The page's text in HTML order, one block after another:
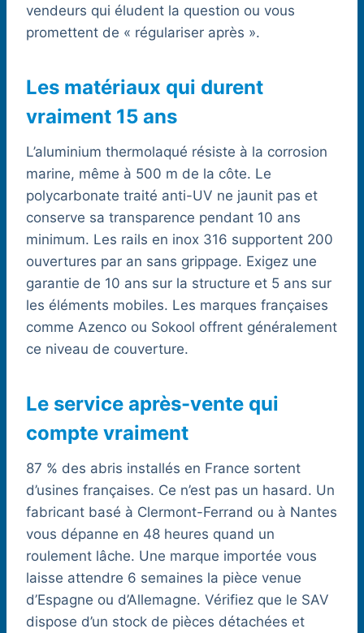
vendeurs qui éludent la question ou vous
promettent de « régulariser après ».
Les matériaux qui durent
vraiment 15 ans
L’aluminium thermolaqué résiste à la corrosion
marine, même à 500 m de la côte. Le
polycarbonate traité anti-UV ne jaunit pas et
conserve sa transparence pendant 10 ans
minimum. Les rails en inox 316 supportent 200
ouvertures par an sans grippage. Exigez une
garantie de 10 ans sur la structure et 5 ans sur
les éléments mobiles. Les marques françaises
comme Azenco ou Sokool offrent généralement
ce niveau de couverture.
Le service après-vente qui
compte vraiment
87 % des abris installés en France sortent
d’usines françaises. Ce n’est pas un hasard. Un
fabricant basé à Clermont-Ferrand ou à Nantes
vous dépanne en 48 heures quand un
roulement lâche. Une marque importée vous
laisse attendre 6 semaines la pièce venue
d’Espagne ou d’Allemagne. Vérifiez que le SAV
dispose d’un stock de pièces détachées et